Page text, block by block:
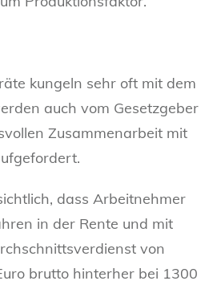
kungeln sehr oft mit dem
auch vom Gesetzgeber
Zusammenarbeit mit
dass Arbeitnehmer
in der Rente und mit
von
brutto hinterher bei 1300